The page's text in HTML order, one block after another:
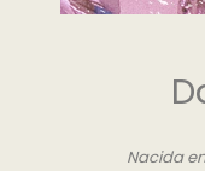
Nacida